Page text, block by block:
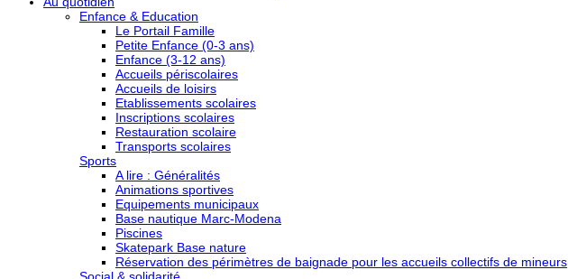
Enfance & Education
Le Portail Famille
Petite Enfance (0-3 ans)
Enfance (3-12 ans)
Accueils périscolaires
Accueils de loisirs
Etablissements scolaires
Inscriptions scolaires
Restauration scolaire
Transports scolaires
Sports
A lire : Généralités
Animations sportives
Equipements municipaux
Base nautique Marc-Modena
Piscines
Skatepark Base nature
Réservation des périmètres de baignade pour les accueils collectifs de mineurs